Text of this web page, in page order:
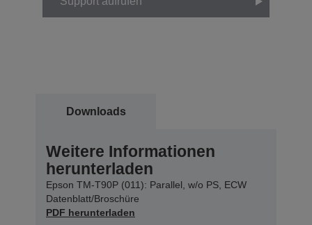
Downloads
Weitere Informationen
herunterladen
Epson TM-T90P (011): Parallel, w/o PS, ECW
Datenblatt/Broschüre
PDF herunterladen